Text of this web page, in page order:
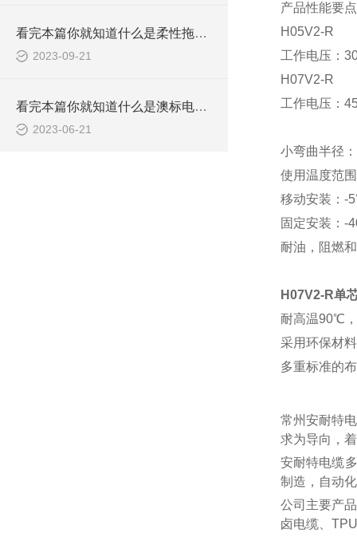
看完本篇你就知道什么是柔性拖链电缆了
2023-09-21
看完本篇你就知道什么是澳标电缆了
2023-06-21
产品性能要
H05V2-R
工作电压：
H07V2-R
工作电压：
小弯曲半径：
使用温度范
移动安装： -
固定安装： -
耐油，阻燃
H07V2-R单
耐高温90℃
采用环保材
多重标准的
常州安耐特
求为导向，
安耐特电缆
制造，自动
公司主要产
卤电缆、